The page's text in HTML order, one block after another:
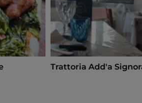
Trattoria Add'a